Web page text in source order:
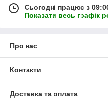
Сьогодні працює з
Показати весь графік
Про нас
Контакти
Доставка та оплата